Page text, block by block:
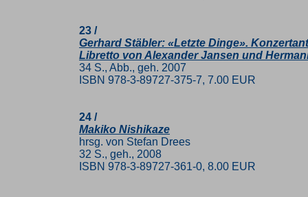
23 /
Gerhard Stäbler: «Letzte Dinge».
Libretto von Alexander Jansen und
34 S., Abb., geh. 2007
ISBN 978-3-89727-375-7, 7.00 EUR
24 /
Makiko Nishikaze
hrsg. von Stefan Drees
32 S., geh., 2008
ISBN 978-3-89727-361-0, 8.00 EUR